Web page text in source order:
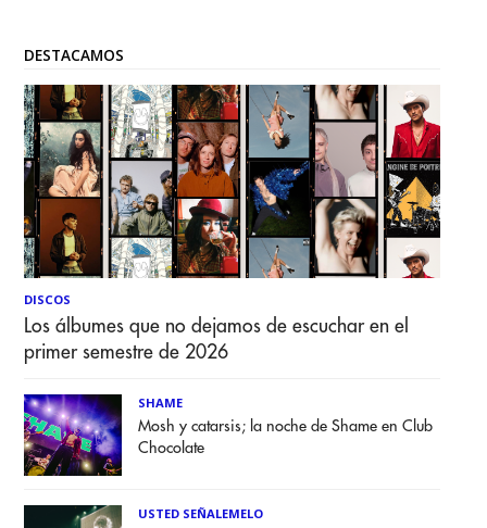
DESTACAMOS
DISCOS
Los álbumes que no dejamos de escuchar en el
primer semestre de 2026
SHAME
Mosh y catarsis; la noche de Shame en Club
Chocolate
USTED SEÑALEMELO